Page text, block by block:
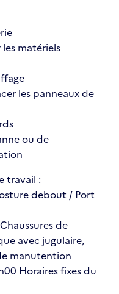
matériels
les panneaux de
ou de
travail :
debout / Port
de
avec jugulaire,
manutention
Horaires fixes du